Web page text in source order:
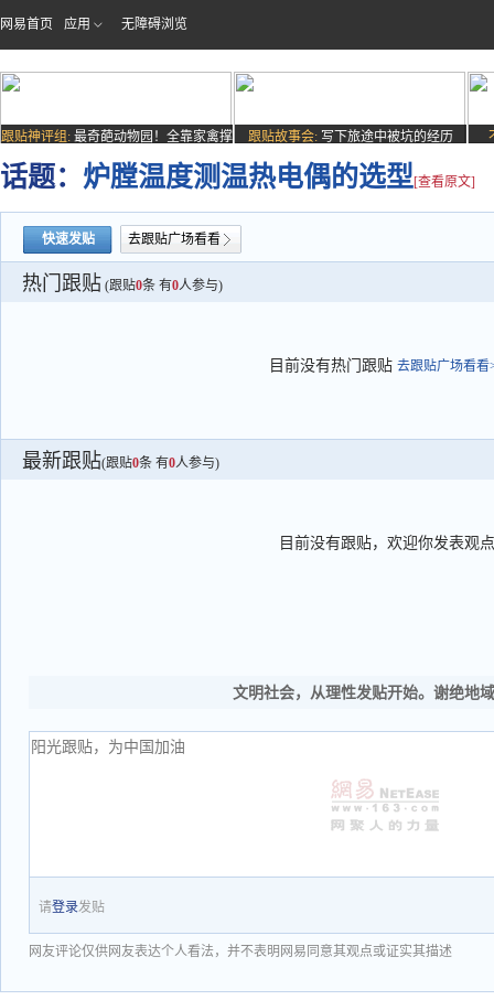
网易首页 应用 无障碍浏览
跟贴神评组: 最奇葩动物园！全靠家禽撑
场子
跟贴故事会: 写下旅途中被坑的经历
话题： 炉膛温度测温热电偶的选型[查看原文]
快速发贴 去跟贴广场看看
热门跟贴 (跟贴0条 有0人参与)
目前没有热门跟贴 去跟贴广场看看
最新跟贴(跟贴0条 有0人参与)
目前没有跟贴，欢迎你发表观点
文明社会，从理性发贴开始。谢绝地
请登录发贴
网友评论仅供网友表达个人看法，并不表明网易同意其观点或证实其描述